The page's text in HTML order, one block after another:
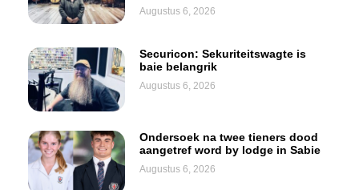
Augustus 6, 2026
Securicon: Sekuriteitswagte is
baie belangrik
Augustus 6, 2026
Ondersoek na twee tieners dood
aangetref word by lodge in Sabie
Augustus 6, 2026